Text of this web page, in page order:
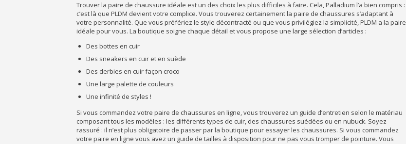
Trouver la paire de chaussure idéale est un des choix les plus difficiles à faire. Cela, Palladium l’a bien compris :
c’est là que PLDM devient votre complice. Vous trouverez certainement la paire de chaussures s’adaptant à
votre personnalité. Que vous préfériez le style décontracté ou que vous privilégiez la simplicité, PLDM a la paire
idéale pour vous. La boutique soigne chaque détail et vous propose une large sélection d’articles :
Des bottes en cuir
Des sneakers en cuir et en suède
Des derbies en cuir façon croco
Une large palette de couleurs
Une infinité de styles !
Si vous commandez votre paire de chaussures en ligne, vous trouverez un guide d’entretien selon le matériau
composant tous les modèles : les différents types de cuir, des chaussures suédées ou en nubuck. Soyez
rassuré : il n’est plus obligatoire de passer par la boutique pour essayer les chaussures. Si vous commandez
votre paire en ligne vous avez un guide de tailles à disposition pour ne pas vous tromper de pointure. Vous